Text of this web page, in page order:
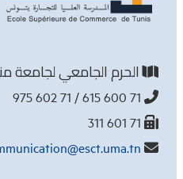
الحرم الجامعي لجامعة
71 600 615 / 71 602 975
71 601 311